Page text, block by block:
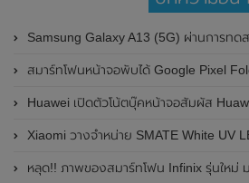
Samsung Galaxy A13 (5G) ผ่านการทดสอบบน Geekbench แล้ว มาพร้อมชิปเซ็ต
สมาร์ทโฟนหน้าจอพับได้ Google Pixel Fold จะมีแบตเตอรี่ที่ใหญ่และ
Huawei เปิดตัวโน้ตบุ๊คหน้าจอสัมผัส Huawei MateBook 14s (2022) ในยุโรปแล้ว มา
Xiaomi วางจำหน่าย SMATE White UV LED Light Drying
หลุด!! ภาพของสมาร์ทโฟน Infinix รุ่นใหม่ มาพร้อมกล้องหลัก 108MP และกล้อง